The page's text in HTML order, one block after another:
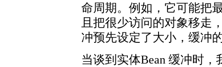
命周期。例如，它可能把
且把很少访问的对象移走
冲预先设定了大小，缓冲
当谈到实体Bean 缓冲时